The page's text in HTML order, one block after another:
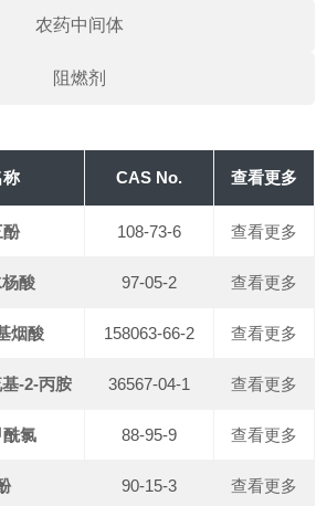
农药中间体
阻燃剂
称 CAS No. 查看更多
酚 108-73-6 查看更多
酸 97-05-2 查看更多
烟酸 158063-66-2 查看更多
-2-丙胺 36567-04-1 查看更多
氯 88-95-9 查看更多
90-15-3 查看更多